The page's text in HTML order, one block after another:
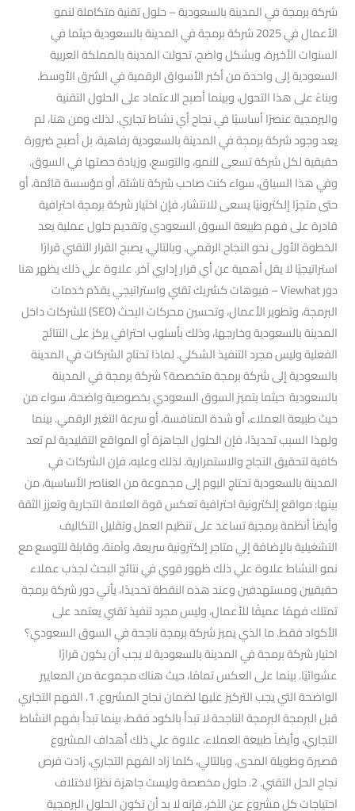
شركة برمجة في المدينة بالسعودية – حلول تقنية متكاملة لنمو
الأعمال في 2025 شركة برمجة في المدينة بالسعودية حيثما في
السنوات الأخيرة، وبشكل واضح، تحولت المدينة بالمملكة العربية
السعودية إلى واحدة من أكبر الأسواق الرقمية في الشرق الأوسط.
وبناءً على هذا التحول، وبينما أصبح الاعتماد على الحلول التقنية
والبرمجية عنصرًا أساسيًا في نجاح أي نشاط تجاري. لذلك ومن هنا، لم
يعد وجود شركة برمجة في المدينة بالسعودية رفاهية، بل أصبح ضرورة
حقيقية لكل شركة تسعى للنمو، والتوسع، وزيادة حصتها في السوق.
وفي هذا السياق، سواء كنت صاحب شركة ناشئة، أو مؤسسة قائمة، أو
حتى متجرًا إلكترونيًا يسعى للانتشار، فإن اختيار شركة برمجة احترافية
قادرة على فهم طبيعة السوق السعودي وتقديم حلول عملية يعد
الخطوة الأولى نحو النجاح الرقمي. وبالتالي، يصبح القرار التقني قرارًا
استراتيجيًا لا يقل أهمية عن أي قرار إداري آخر. علاوة علي ذلك يظهر هنا
دور Viewhat – فيوهات كشريك تقني واستراتيجي يقدّم خدمات
البرمجة، وتطوير الأعمال، وتحسين محركات البحث (SEO) للشركات داخل
المدينة بالسعودية وخارجها، وذلك بأسلوب احترافي يركز على النتائج
الفعلية وليس مجرد التنفيذ الشكلي. لماذا تحتاج الشركات في المدينة
بالسعودية إلى شركة برمجة متخصصة؟ شركة برمجة في المدينة
بالسعودية حيثما يتميز السوق السعودي بخصوصية واضحة، سواء من
حيث طبيعة العملاء، أو شدة المنافسة، أو سرعة التغير الرقمي. بينما
ولهذا السبب تحديدًا، فإن الحلول الجاهزة أو المواقع التقليدية لم تعد
كافية لتحقيق النجاح والاستمرارية. لذلك وعليه، فإن الشركات في
المدينة بالسعودية تحتاج اليوم إلى مجموعة من العناصر الأساسية، من
بينها: مواقع إلكترونية احترافية تعكس قوة العلامة التجارية وتعزز الثقة
وأيضاً أنظمة برمجية تساعد على تنظيم العمل وتقليل التكاليف
التشغيلية بالإضافة إلي متاجر إلكترونية سريعة، وآمنة، وقابلة للتوسع مع
نمو النشاط علاوة علي ذلك ظهور قوي في نتائج البحث لجذب عملاء
حقيقيين ومستهدفين وعند هذه النقطة تحديدًا، يأتي دور شركة برمجة
تمتلك فهمًا عميقًا للأعمال، وليس مجرد تنفيذ تقني يعتمد على
الأكواد فقط. ما الذي يميز شركة برمجة ناجحة في السوق السعودي؟
اختيار شركة برمجة في المدينة بالسعودية لا يجب أن يكون قرارًا
عشوائيًا. بينما على العكس تمامًا، حيث هناك مجموعة من المعايير
الواضحة التي يجب التركيز عليها لضمان نجاح المشروع. 1. الفهم التجاري
قبل البرمجة البرمجة الناجحة لا تبدأ بالكود فقط، بينما تبدأ بفهم النشاط
التجاري، وأيضاً طبيعة العملاء، علاوة علي ذلك أهداف المشروع
قصيرة وطويلة المدى. وبالتالي، كلما زاد الفهم التجاري، زادت فرص
نجاح الحل التقني. 2. حلول مخصصة وليست جاهزة نظرًا لاختلاف
احتياجات كل مشروع عن الآخر، فإنه لا بد أن تكون الحلول البرمجية